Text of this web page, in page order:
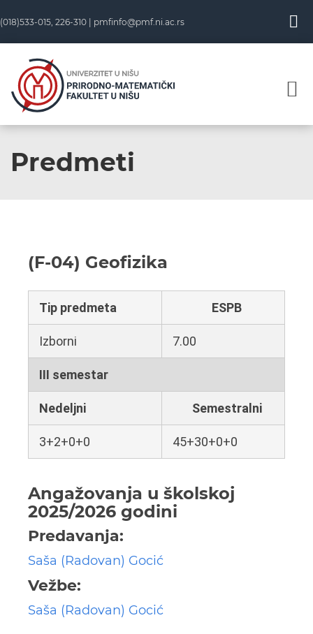
(018)533-015, 226-310 | pmfinfo@pmf.ni.ac.rs
Predmeti
(F-04) Geofizika
Tip predmeta ESPB
Izborni 7.00
III semestar
Nedeljni Semestralni
3+2+0+0 45+30+0+0
Angažovanja u školskoj
2025/2026 godini
Predavanja:
Saša (Radovan) Gocić
Vežbe:
Saša (Radovan) Gocić